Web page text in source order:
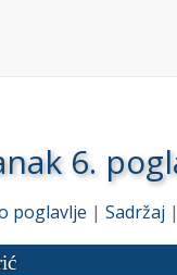
6.
poglavlje | Sadržaj |